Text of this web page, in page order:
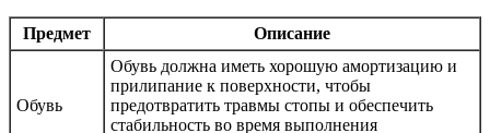
Предмет Описание
Обувь
Обувь должна иметь хорошую амортизацию и
прилипание к поверхности, чтобы
предотвратить травмы стопы и обеспечить
стабильность во время выполнения